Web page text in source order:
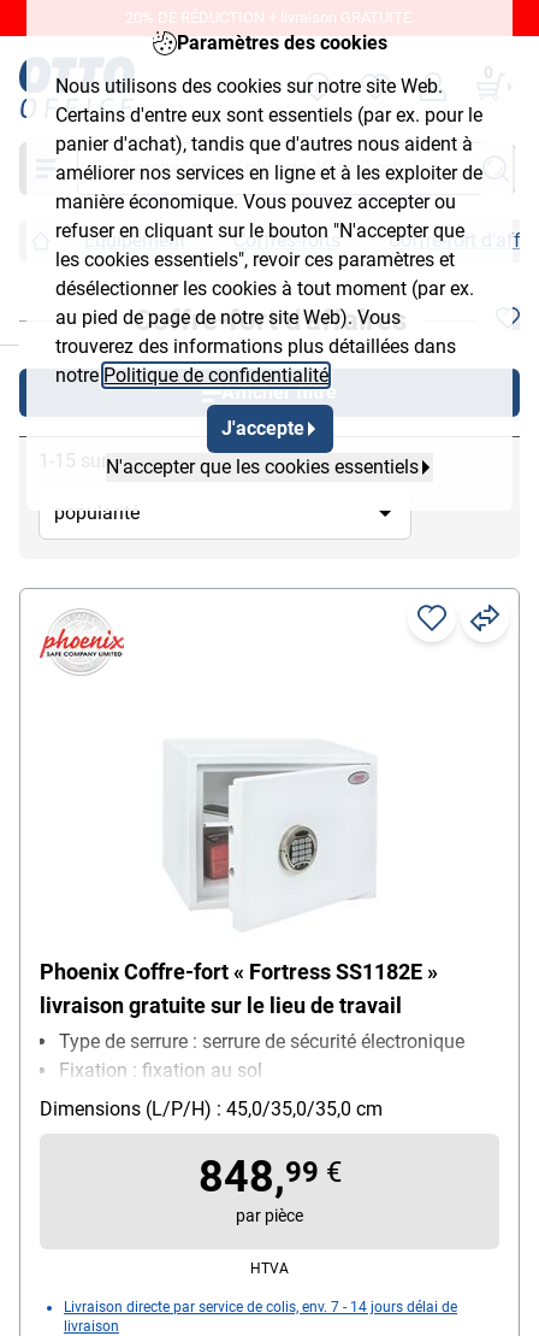
Paramètres des cookies
Nous utilisons des cookies sur notre site Web.
Certains d'entre eux sont essentiels (par ex. pour le
panier d'achat), tandis que d'autres nous aident à
améliorer nos services en ligne et à les exploiter de
manière économique. Vous pouvez accepter ou
refuser en cliquant sur le bouton "N'accepter que
les cookies essentiels", revoir ces paramètres et
désélectionner les cookies à tout moment (par ex.
au pied de page de notre site Web). Vous
trouverez des informations plus détaillées dans
notre Politique de confidentialité
J'accepte
N'accepter que les cookies essentiels
20% DE RÉDUCTION + livraison GRATUITE.
0
Chercher
Équipement Coffres-forts Coffre-fort
Coffre-fort d'affaires
Afficher filtre
1-15 sur 15
Phoenix Coffre-fort « Fortress SS1182E »
livraison gratuite sur le lieu de travail
Type de serrure : serrure de sécurité électronique
Fixation : fixation au sol
Dimensions (L/P/H) : 45,0/35,0/35,0 cm
848,99 €
par pièce
HTVA
Livraison directe par service de colis, env. 7 - 14 jours délai de
livraison